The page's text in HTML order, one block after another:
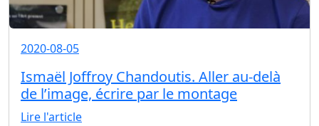
2020-08-05
Ismaël Joffroy Chandoutis. Aller au-delà
de l’image, écrire par le montage
Lire l'article